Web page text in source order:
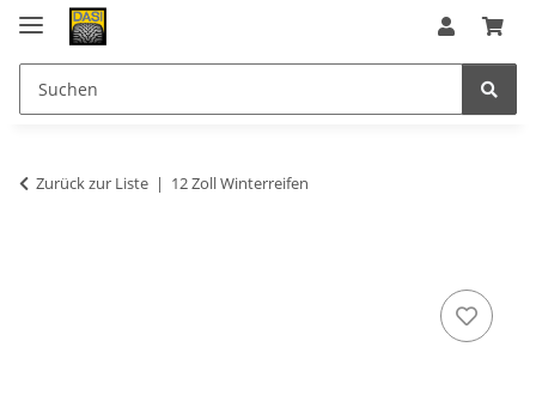
Zurück zur Liste 12 Zoll Winterreifen